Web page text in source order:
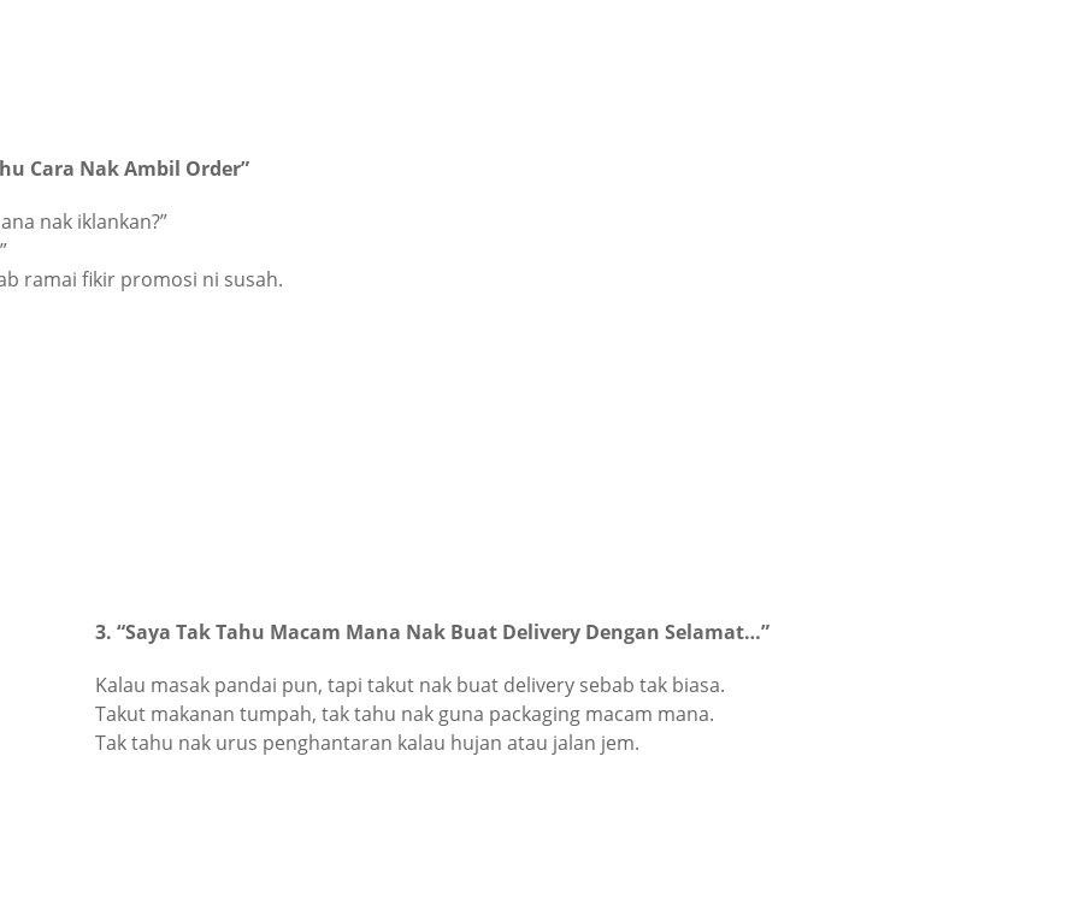
Cara Nak Ambil Order”
nak iklankan?”
ramai fikir promosi ni susah.
3. “Saya Tak Tahu Macam Mana Nak Buat Delivery Dengan Selamat…”
Kalau masak pandai pun, tapi takut nak buat delivery sebab tak biasa.
Takut makanan tumpah, tak tahu nak guna packaging macam mana.
Tak tahu nak urus penghantaran kalau hujan atau jalan jem.